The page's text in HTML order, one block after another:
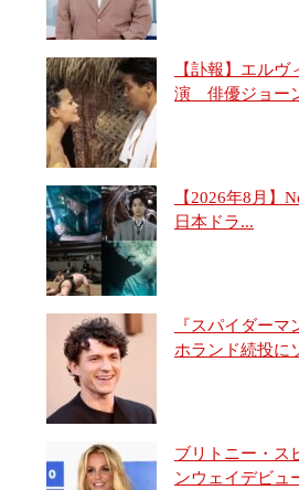
【訃報】エル
演 俳優ジョー
【2026年8月】
日本ドラ...
『スパイダー
ホランド続投に
ブリトニー・ス
ンウェイデビュ